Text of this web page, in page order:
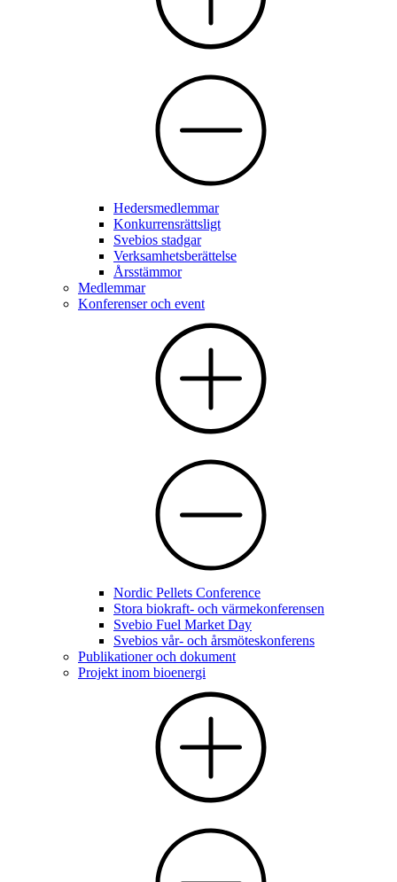
Hedersmedlemmar
Konkurrensrättsligt
Svebios stadgar
Verksamhetsberättelse
Årsstämmor
Medlemmar
Konferenser och event
Nordic Pellets Conference
Stora biokraft- och värmekonferensen
Svebio Fuel Market Day
Svebios vår- och årsmöteskonferens
Publikationer och dokument
Projekt inom bioenergi